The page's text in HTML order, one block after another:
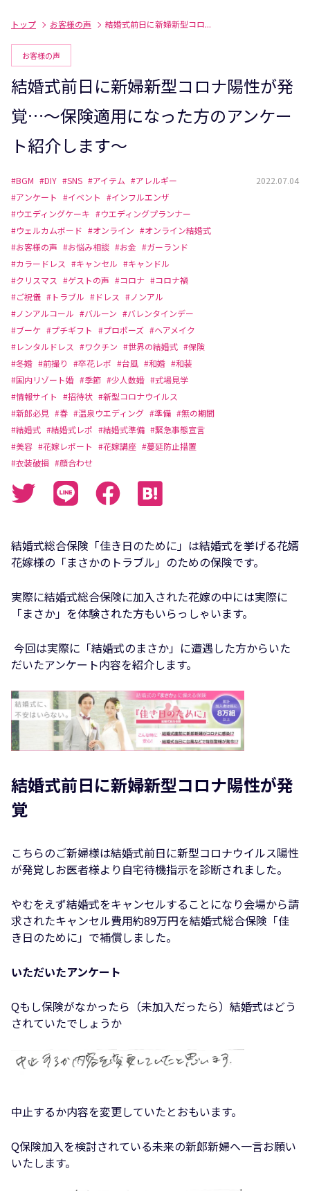
トップ お客様の声 結婚式前日に新婦新型コロ...
お客様の声
結婚式前日に新婦新型コロナ陽性が発
覚…～保険適用になった方のアンケー
ト紹介します～
#BGM #DIY #SNS #アイテム #アレルギー
#アンケート #イベント #インフルエンザ
#ウエディングケーキ #ウエディングプランナー
#ウェルカムボード #オンライン #オンライン結婚式
#お客様の声 #お悩み相談 #お金 #ガーランド
#カラードレス #キャンセル #キャンドル
#クリスマス #ゲストの声 #コロナ #コロナ禍
#ご祝儀 #トラブル #ドレス #ノンアル
#ノンアルコール #バルーン #バレンタインデー
#ブーケ #プチギフト #プロポーズ #ヘアメイク
#レンタルドレス #ワクチン #世界の結婚式 #保険
#冬婚 #前撮り #卒花レポ #台風 #和婚 #和装
#国内リゾート婚 #季節 #少人数婚 #式場見学
#情報サイト #招待状 #新型コロナウイルス
#新郎必見 #春 #温泉ウエディング #準備 #無の期間
#結婚式 #結婚式レポ #結婚式準備 #緊急事態宣言
#美容 #花嫁レポート #花嫁講座 #蔓延防止措置
#衣装破損 #顔合わせ
2022.07.04
結婚式総合保険「佳き日のために」は結婚式を挙げる花婿
花嫁様の「まさかのトラブル」のための保険です。
実際に結婚式総合保険に加入された花嫁の中には実際に
「まさか」を体験された方もいらっしゃいます。
今回は実際に「結婚式のまさか」に遭遇した方からいた
だいたアンケート内容を紹介します。
結婚式前日に新婦新型コロナ陽性が発
覚
こちらのご新婦様は結婚式前日に新型コロナウイルス陽性
が発覚しお医者様より自宅待機指示を診断されました。
やむをえず結婚式をキャンセルすることになり会場から請
求されたキャンセル費用約89万円を結婚式総合保険「佳
き日のために」で補償しました。
いただいたアンケート
Qもし保険がなかったら（未加入だったら）結婚式はどう
されていたでしょうか
中止するか内容を変更していたとおもいます。
Q保険加入を検討されている未来の新郎新婦へ一言お願い
いたします。